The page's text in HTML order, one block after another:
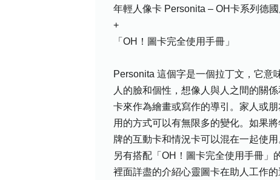
年輕人像卡 Personita – OH卡系列德
+
「OH！圖卡完全使用手冊」
Personita 這個字是一個拉丁文，它意
人的臉和個性，想像人與人之間的關
卡來作為繪畫或寫作的導引。家人或
用的方式可以有無限多的變化。如果
牌的互動卡和情況卡可以混在一起使用
另有搭配「OH！圖卡完全使用手冊」
裡面詳盡的介紹心靈圖卡在助人工作的